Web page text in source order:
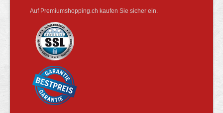
Auf Premiumshopping.ch kaufen Sie sicher ein.